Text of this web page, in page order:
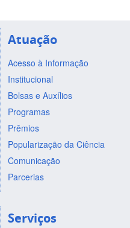
Atuação
Acesso à Informação
Institucional
Bolsas e Auxílios
Programas
Prêmios
Popularização da Ciência
Comunicação
Parcerias
Serviços